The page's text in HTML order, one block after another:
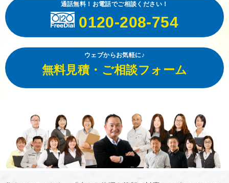
通話無料！お電話でご相談ください！
0120-208-754
ウェブからお気軽に♪
無料見積・ご相談フォーム